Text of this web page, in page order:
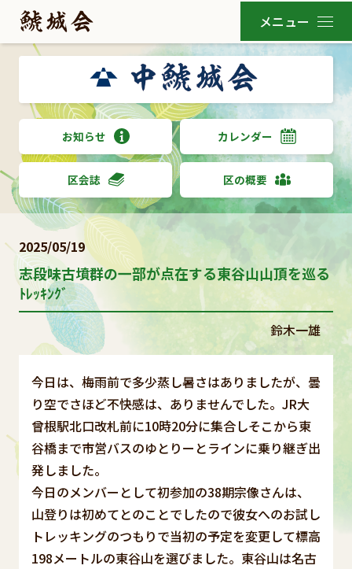
お知らせ カレンダー
区会誌 区の概要
2025/05/19
志段味古墳群の一部が点在する東谷山山頂を巡る
ﾄﾚｯｷﾝｸﾞ
鈴木一雄
今日は、梅雨前で多少蒸し暑さはありましたが、曇
り空でさほど不快感は、ありませんでした。JR大
曾根駅北口改札前に10時20分に集合しそこから東
谷橋まで市営バスのゆとりーとラインに乗り継ぎ出
発しました。
今日のメンバーとして初参加の38期宗像さんは、
山登りは初めてとのことでしたので彼女へのお試し
トレッキングのつもりで当初の予定を変更して標高
198メートルの東谷山を選びました。東谷山は名古